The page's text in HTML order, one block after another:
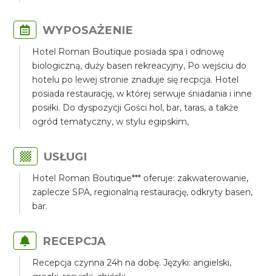
WYPOSAŻENIE
Hotel Roman Boutique posiada spa i odnowę
biologiczną, duży basen rekreacyjny, Po wejściu do
hotelu po lewej stronie znaduje się recpcja. Hotel
posiada restaurację, w której serwuje śniadania i inne
posiłki. Do dyspozycji Gości hol, bar, taras, a także
ogród tematyczny, w stylu egipskim,
USŁUGI
Hotel Roman Boutique*** oferuje: zakwaterowanie,
zaplecze SPA, regionalną restaurację, odkryty basen,
bar.
RECEPCJA
Recepcja czynna 24h na dobę. Języki: angielski,